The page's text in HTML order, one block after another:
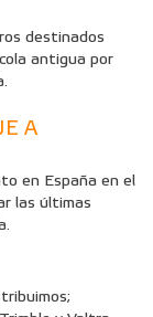
destinados
antigua por
A
en España en el
las últimas